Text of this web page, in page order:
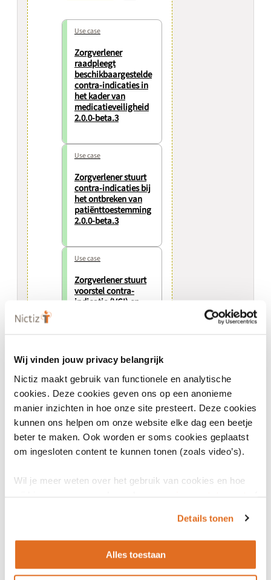
Wij vinden jouw privacy belangrijk
Nictiz maakt gebruik van functionele en analytische
cookies. Deze cookies geven ons op een anonieme
manier inzichten in hoe onze site presteert. Deze cookies
kunnen ons helpen om onze website elke dag een beetje
beter te maken. Ook worden er soms cookies geplaatst
om ingesloten content te kunnen tonen (zoals video’s).
Wil je meer weten over het gebruik van cookies en hoe
Details tonen
Alles toestaan
Use case
Zorgverlener
raadpleegt
beschikbaargestelde
contra-indicaties in
het kader van
medicatieveiligheid
2.0.0-beta.3
Use case
Zorgverlener stuurt
contra-indicaties bij
het ontbreken van
patiënttoestemming
2.0.0-beta.3
Use case
Zorgverlener stuurt
voorstel contra-
indicatie (VCI) en
Use case
Zorgverlener
raadpleegt
beschikbaargestelde
geneesmiddelen
overgevoeligheden
2.0.0-beta.3
voeligheden bij het
ontbreken van
patiënttoestemming
2.0.0-beta.3